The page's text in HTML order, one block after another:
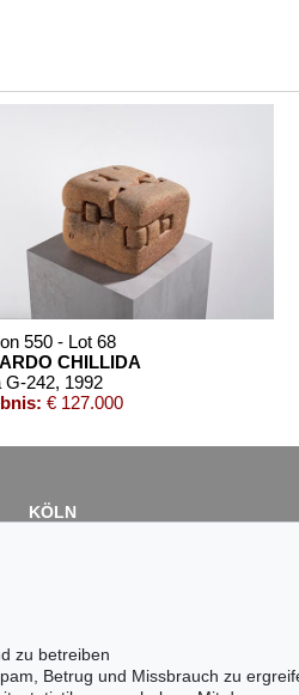
550 - Lot 68
CHILLIDA
G-242, 1992
€ 127.000
- Lot 145
CHILLIDA
Auktion
E.
KÖLN
zu betreiben
Betrug und Missbrauch zu